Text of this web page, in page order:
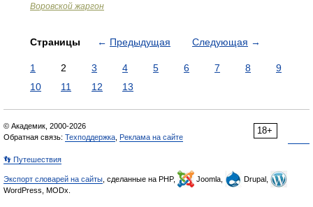
Воровской жаргон
Страницы ← Предыдущая Следующая →
1 2 3 4 5 6 7 8
9
10
11 12 13
18+
© Академик, 2000-2026
Обратная связь: Техподдержка Реклама на сайте
👣 Путешествия
Экспорт словарей на сайты , сделанные на PHP, Joomla,
Drupal,
WordPress, MODx.